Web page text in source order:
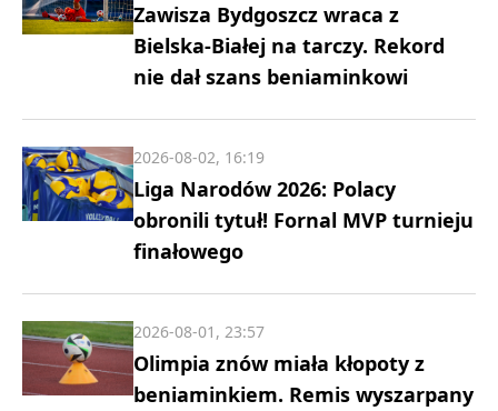
Zawisza Bydgoszcz wraca z
Bielska-Białej na tarczy. Rekord
nie dał szans beniaminkowi
Liga Narodów 2026: Polacy
obronili tytuł! Fornal MVP turnieju
finałowego
2026-08-02, 16:19
Olimpia znów miała kłopoty z
beniaminkiem. Remis wyszarpany
2026-08-01, 23:57